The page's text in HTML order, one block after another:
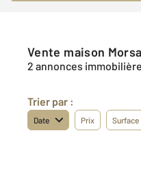
Vente maison
2 annonces
Trier par :
Date Prix Surface